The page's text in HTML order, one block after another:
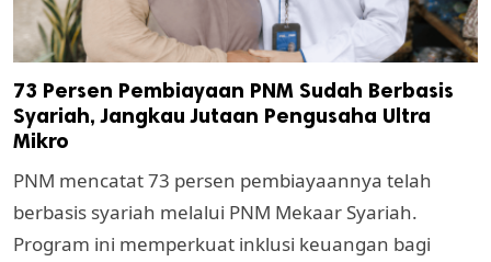
73 Persen Pembiayaan PNM Sudah Berbasis
Syariah, Jangkau Jutaan Pengusaha Ultra
Mikro
PNM mencatat 73 persen pembiayaannya telah
berbasis syariah melalui PNM Mekaar Syariah.
Program ini memperkuat inklusi keuangan bagi